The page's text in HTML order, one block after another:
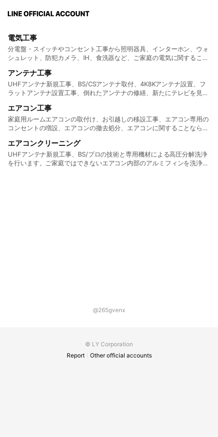
電気工事
分電盤・スイッチやコンセント工事から照明器具、インターホン、ウォ
シュレット、防犯カメラ、IH、食洗器など、ご家庭の電気に関すること
おります。
アンテナ工事
UHFアンテナ新規工事、BS/CSアンテナ取付、4K8Kアンテナ設置、フ
ラットアンテナ設置工事、倒れたアンテナの修繕、新たにテレビを見る
査、改善などアンテナ工事全般を行っております。 リンクから詳細の
確認が可能となっております。
エアコン工事
家庭用ルームエアコンの取付け、お引越しの移設工事、エアコン専用の
コンセントの増設、エアコンの撤去処分、エアコンに関することなら幅
す。
エアコンクリーニング
UHFアンテナ新規工事、BS/プロの技術と専用機材による高圧分解洗浄
を行います。ご家庭ではできないエアコン内部のアルミフィンを洗浄す
@265gvenx
© LY Corporation
Report
Other official accounts